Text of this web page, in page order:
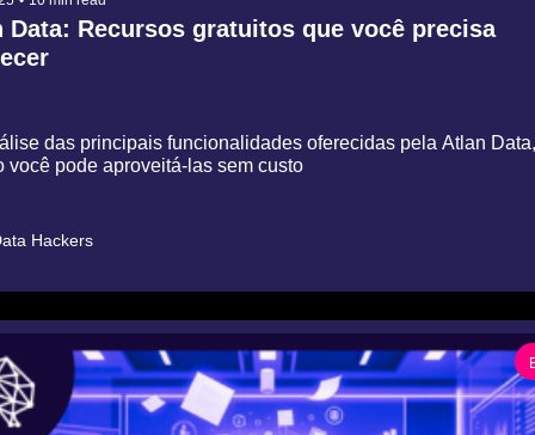
Data: Recursos gratuitos que você precisa
das principais funcionalidades oferecidas pela Atlan
você pode aproveitá-las sem custo
Hackers